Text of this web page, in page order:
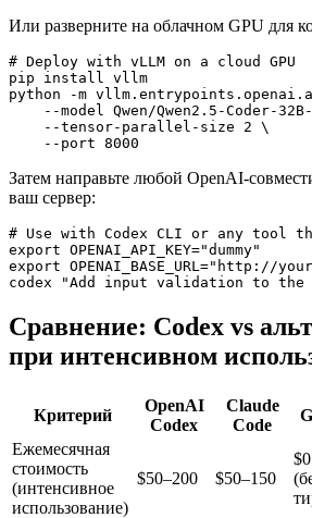
Или разверните на облачном GPU для
# Deploy with vLLM on a cloud GPU
pip install vllm
python -m
--model Qwen/Qwen2.5-Coder-
    --tensor-parallel-size 2 \
Затем направьте любой OpenAI-
ваш сервер:
# Use with Codex CLI or any tool
export OPENAI_API_KEY="dummy"
export OPENAI_BASE_URL="http://
Сравнение: Codex vs
при интенсивном
Критерий
OpenAI
Codex
Claude
Code
Ежемесячная
стоимость
(интенсивное
использование)
$50–200 $50–150
$0